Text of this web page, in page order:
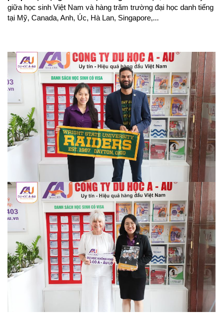
giữa học sinh Việt Nam và hàng trăm trường đại học danh tiếng
tại Mỹ, Canada, Anh, Úc, Hà Lan, Singapore,...